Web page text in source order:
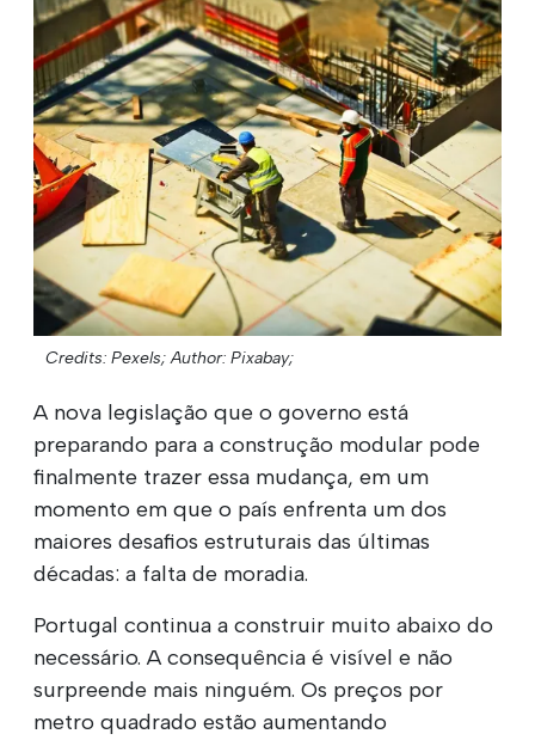
Credits: Pexels; Author: Pixabay;
A nova legislação que o governo está
preparando para a construção modular pode
finalmente trazer essa mudança, em um
momento em que o país enfrenta um dos
maiores desafios estruturais das últimas
décadas: a falta de moradia.
Portugal continua a construir muito abaixo do
necessário. A consequência é visível e não
surpreende mais ninguém. Os preços por
metro quadrado estão aumentando